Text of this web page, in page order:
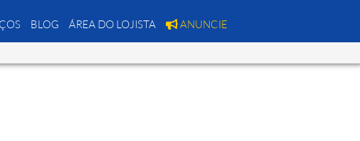
BLOG ÁREA DO LOJISTA ANUNCIE